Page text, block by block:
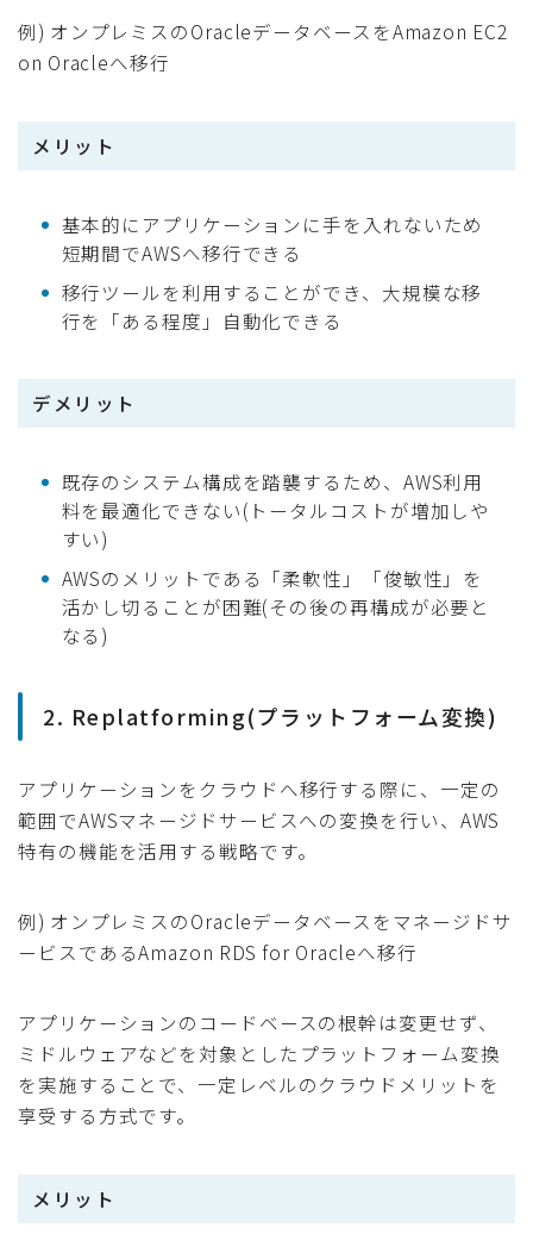
例) オンプレミスのOracleデータベースをAmazon EC2
on Oracleへ移行
メリット
基本的にアプリケーションに手を入れないため
短期間でAWSへ移行できる
移行ツールを利用することができ、大規模な移
行を「ある程度」自動化できる
デメリット
既存のシステム構成を踏襲するため、AWS利用
料を最適化できない(トータルコストが増加しや
すい)
AWSのメリットである「柔軟性」「俊敏性」を
活かし切ることが困難(その後の再構成が必要と
なる)
2. Replatforming(プラットフォーム変換)
アプリケーションをクラウドへ移行する際に、一定の
範囲でAWSマネージドサービスへの変換を行い、AWS
特有の機能を活用する戦略です。
例) オンプレミスのOracleデータベースをマネージドサ
ービスであるAmazon RDS for Oracleへ移行
アプリケーションのコードベースの根幹は変更せず、
ミドルウェアなどを対象としたプラットフォーム変換
を実施することで、一定レベルのクラウドメリットを
享受する方式です。
メリット